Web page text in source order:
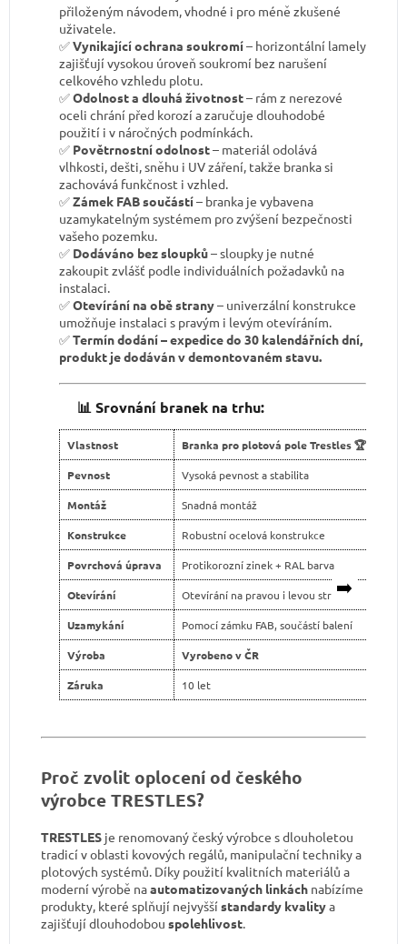
přiloženým návodem, vhodné i pro méně zkušené
uživatele.
✅Vynikající ochrana soukromí– horizontální lamely
zajišťují vysokou úroveň soukromí bez narušení
celkového vzhledu plotu.
✅Odolnost a dlouhá životnost– rám z nerezové
oceli chrání před korozí a zaručuje dlouhodobé
použití i v náročných podmínkách.
✅ Povětrnostní odolnost– materiál odolává
vlhkosti, dešti, sněhu i UV záření, takže branka si
zachovává funkčnost i vzhled.
✅Zámek FAB součástí– branka je vybavena
uzamykatelným systémem pro zvýšení bezpečnosti
vašeho pozemku.
✅ Dodáváno bez sloupků– sloupky je nutné
zakoupit zvlášť podle individuálních požadavků na
instalaci.
✅Otevírání na obě strany– univerzální konstrukce
umožňuje instalaci s pravým i levým otevíráním.
✅Termín dodání – expedice do 30 kalendářních dní,
produkt je dodáván v demontovaném stavu.
📊 Srovnání branek na trhu:
➡️
Vlastnost Branka pro plotová pole Trestles 🏆
Pevnost Vysoká pevnost a stabilita
Montáž Snadná montáž
Konstrukce Robustní ocelová konstrukce
Povrchová úprava Protikorozní zinek + RAL barva
Otevírání Otevírání na pravou i levou stranu
Uzamykání Pomocí zámku FAB, součástí balení
Výroba Vyrobeno v ČR
Záruka 10 let
C
h
t
T
ř
k
l
Proč zvolit oplocení od českého
výrobce TRESTLES?
TRESTLES je renomovaný český výrobce s dlouholetou
tradicí v oblasti kovových regálů, manipulační techniky a
plotových systémů. Díky použití kvalitních materiálů a
moderní výrobě naautomatizovaných linkách nabízíme
produkty, které splňují nejvyšší standardy kvalitya
zajišťují dlouhodobou spolehlivost.